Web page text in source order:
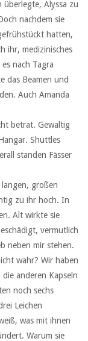
überlegte, Alyssa zu
nachdem sie
hatten,
ihr, medizinisches
nach Tagra
das Beamen und
Auch Amanda
betrat. Gewaltig
Shuttles
standen Fässer
großen
zu ihr hoch. In
Alt wirkte sie
vermutlich
neben mir stehen.
wahr? Wir haben
anderen Kapseln
noch sechs
Leichen
was mit ihnen
Warum sie